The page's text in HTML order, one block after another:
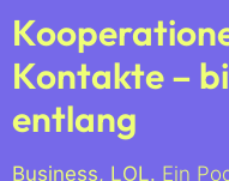
Kontakte –
entlang
Business, LOL. Ein